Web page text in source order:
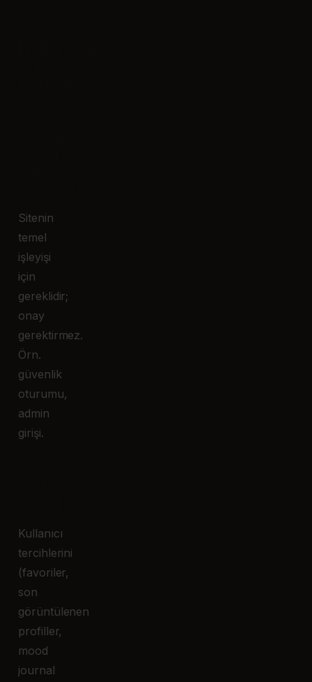
Sitenin
temel
işleyişi
için
gereklidir;
onay
gerektirmez.
Örn.
güvenlik
oturumu,
admin
girişi.
Kullanıcı
tercihlerini
(favoriler,
son
görüntülenen
profiller,
mood
journal